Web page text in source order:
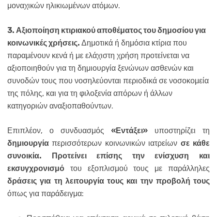
μοναχικών ηλικιωμένων ατόμων.
3. Αξιοποίηση κτιριακού αποθέματος του δημοσίου για
κοινωνικές χρήσεις. Δημοτικά ή δημόσια κτίρια που
παραμένουν κενά ή με ελάχιστη χρήση προτείνεται να
αξιοποιηθούν για τη δημιουργία ξενώνων ασθενών και
συνοδών τους που νοσηλεύονται περιοδικά σε νοσοκομεία
της πόλης, και για τη φιλοξενία απόρων ή άλλων
κατηγοριών αναξιοπαθούντων.
Επιπλέον, ο συνδυασμός «Εντάξει» υποστηρίζει τη
δημιουργία περισσότερων κοινωνικών ιατρείωνσε κάθε
συνοικία. Προτείνει επίσης την ενίσχυση και
εκσυγχρονισμό του εξοπλισμού τους με παράλληλες
δράσεις για τη λειτουργία τους και την προβολή τους
όπως για παράδειγμα: